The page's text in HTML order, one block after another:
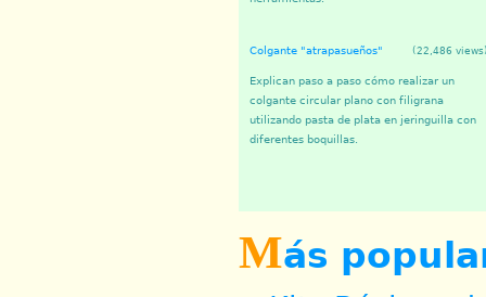
(22,486
Colgante "atrapasueños"
Explican paso a paso cómo realizar un
colgante circular plano con filigrana
utilizando pasta de plata en jeringuilla con
diferentes boquillas.
Más